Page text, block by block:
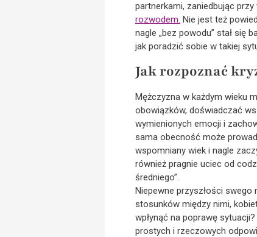
partnerkami, zaniedbując
rozwodem. Nie jest też
nagle „bez powodu” stał się
jak poradzić sobie w takiej
Jak rozpoznać
Mężczyzna w każdym wieku
obowiązków, doświadczać
wymienionych emocji i
sama obecność może
wspomniany wiek i nagle
również pragnie uciec od
średniego”.
Niepewne przyszłości swego
stosunków między nimi,
wpłynąć na poprawę
prostych i rzeczowych